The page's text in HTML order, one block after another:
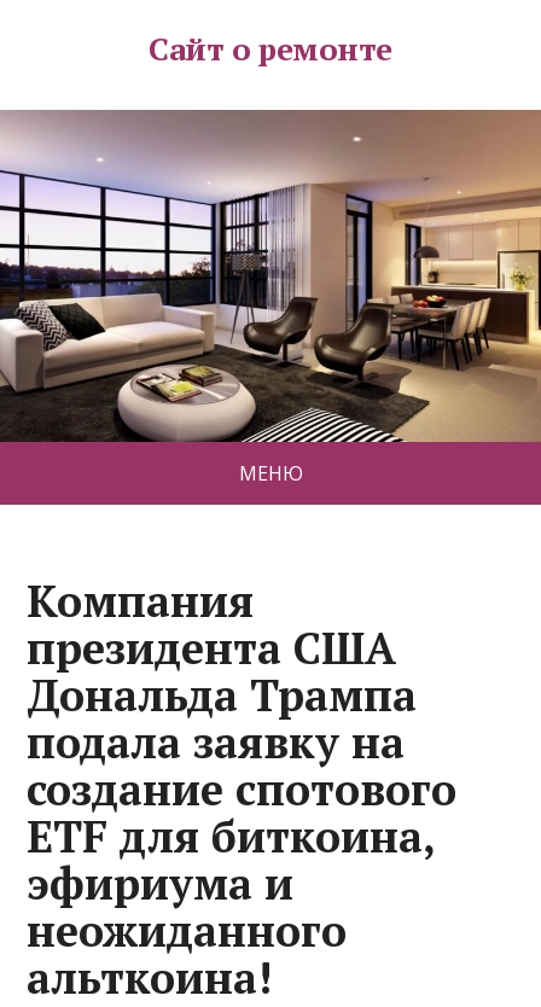
Сайт о ремонте
МЕНЮ
Компания
президента США
Дональда Трампа
подала заявку на
создание спотового
ETF для биткоина,
эфириума и
неожиданного
альткоина!